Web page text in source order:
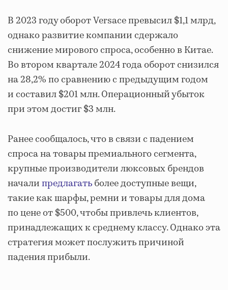
В 2023 году оборот Versace превысил $1,1 млрд,
однако развитие компании сдержало
снижение мирового спроса, особенно в Китае.
Во втором квартале 2024 года оборот снизился
на 28,2% по сравнению с предыдущим годом
и составил $201 млн. Операционный убыток
при этом достиг $3 млн.
Ранее сообщалось, что в связи с падением
спроса на товары премиального сегмента,
крупные производители люксовых брендов
началипредлагатьболее доступные вещи,
такие как шарфы, ремни и товары для дома
по цене от $500, чтобы привлечь клиентов,
принадлежащих к среднему классу. Однако эта
стратегия может послужить причиной
падения прибыли.